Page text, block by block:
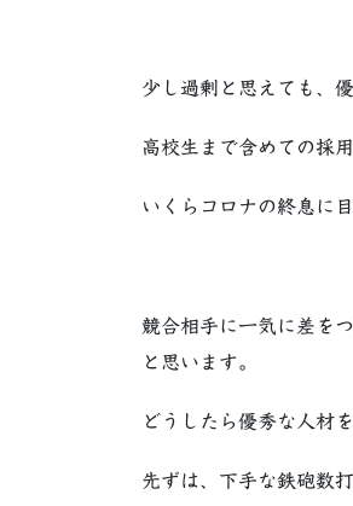
少し過剰と思えても、
高校生まで含めての採
いくらコロナの終息に
競合相手に一気に差を
と思います。
どうしたら優秀な人材
先ずは、下手な鉄砲数